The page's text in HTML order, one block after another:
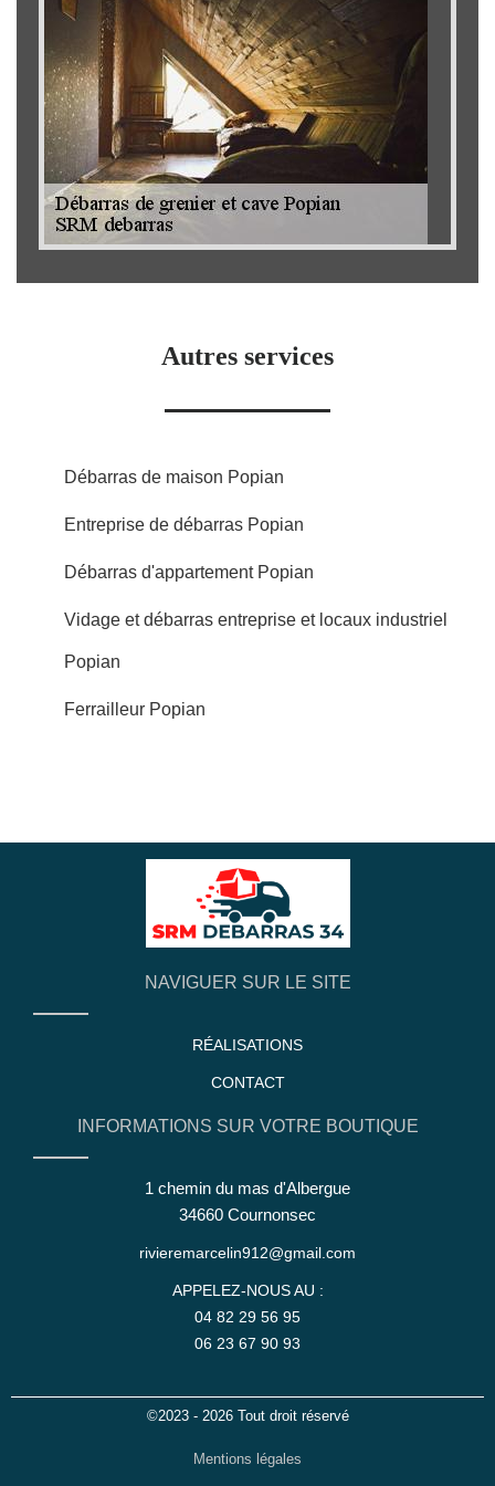
Autres services
Débarras de maison Popian
Entreprise de débarras Popian
Débarras d'appartement Popian
Vidage et débarras entreprise et locaux industriel
Popian
Ferrailleur Popian
NAVIGUER SUR LE SITE
RÉALISATIONS
CONTACT
INFORMATIONS SUR VOTRE BOUTIQUE
1 chemin du mas d'Albergue
34660 Cournonsec
rivieremarcelin912@gmail.com
APPELEZ-NOUS AU :
04 82 29 56 95
06 23 67 90 93
©2023 - 2026 Tout droit réservé
Mentions légales